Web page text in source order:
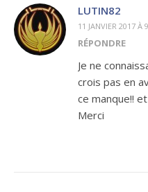
LUTIN82
11 JANVIER 2017 À
RÉPONDRE
Je ne
crois pas en
ce manque!!
Merci